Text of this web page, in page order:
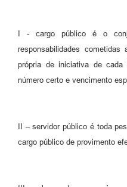
I - cargo público é o
responsabilidades
própria de iniciativa de cada
número certo e vencimento
II – servidor público é toda
cargo público de provimento